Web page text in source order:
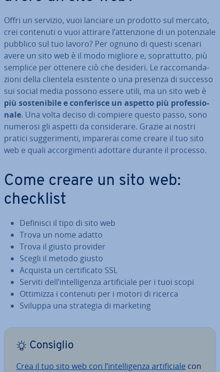
Offri un servizio, vuoi lanciare un prodotto sul mercato,
crei contenuti o vuoi attirare l’at­ten­zio­ne di un po­ten­zia­le
pubblico sul tuo lavoro? Per ognuno di questi scenari
avere un sito web è il modo migliore e, so­prat­tut­to, più
semplice per ottenere ciò che desideri. Le rac­co­man­da­
zio­ni della clientela esistente o una presenza di successo
sui social media possono essere utili, ma un sito web è
più so­ste­ni­bi­le e con­fe­ri­sce un aspetto più pro­fes­sio­
na­le. Una volta deciso di compiere questo passo, sono
numerosi gli aspetti da con­si­de­ra­re. Grazie ai nostri
pratici sug­ge­ri­men­ti, imparerai come creare il tuo sito
web e quali ac­cor­gi­men­ti adottare durante il processo.
Come creare un sito web:
checklist
Definisci il tipo di sito web
Trova un nome adatto
Trova il giusto provider
Scegli il metodo giusto
Acquista un cer­ti­fi­ca­to SSL
Serviti dell’in­tel­li­gen­za ar­ti­fi­cia­le per i tuoi scopi
Ottimizza i contenuti per i motori di ricerca
Sviluppa una strategia di marketing
Consiglio
Crea il tuo sito web con l’in­tel­li­gen­za ar­ti­fi­cia­le con